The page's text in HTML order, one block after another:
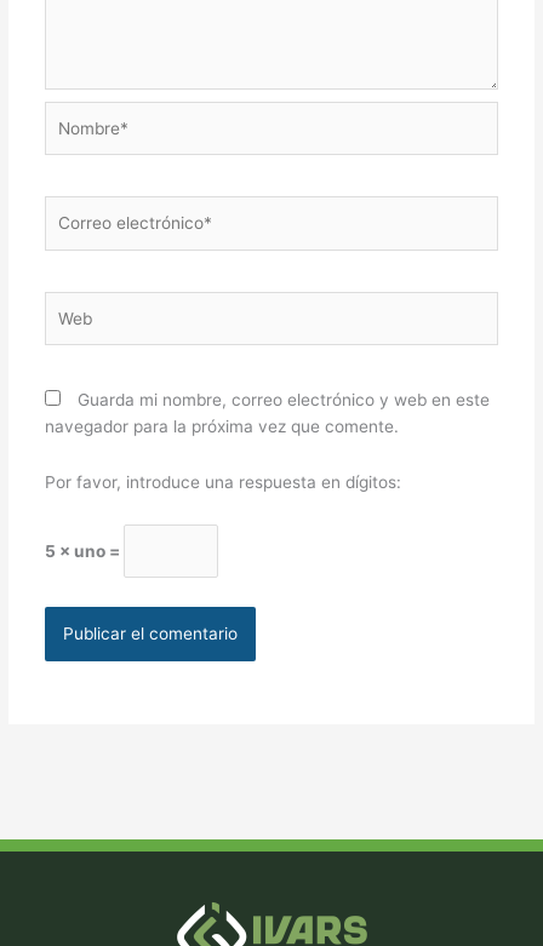
electrónico*
Guarda mi nombre, correo electrónico y web en este
navegador para la próxima vez que comente.
Por favor, introduce una respuesta en dígitos:
5 × uno =